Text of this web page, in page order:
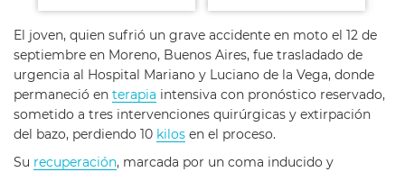
El joven, quien sufrió un grave accidente en moto el 12 de
septiembre en Moreno, Buenos Aires, fue trasladado de
urgencia al Hospital Mariano y Luciano de la Vega, donde
permaneció en terapia intensiva con pronóstico reservado,
sometido a tres intervenciones quirúrgicas y extirpación
del bazo, perdiendo 10 kilos en el proceso.
Su recuperación, marcada por un coma inducido y